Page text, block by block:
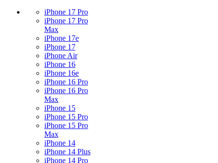
iPhone 17 Pro
iPhone 17 Pro
Max
iPhone 17e
iPhone 17
iPhone Air
iPhone 16
iPhone 16e
iPhone 16 Pro
iPhone 16 Pro
Max
iPhone 15
iPhone 15 Pro
iPhone 15 Pro
Max
iPhone 14
iPhone 14 Plus
iPhone 14 Pro